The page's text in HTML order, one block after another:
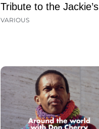
Tribute to the Jackie’s
VARIOUS